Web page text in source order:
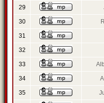
29
30
31
32
33
34
35